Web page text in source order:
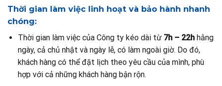
Thời gian làm việc linh hoạt và bảo hành nhanh
chóng:
Thời gian làm việc của Công ty kéo dài từ 7h – 22hhằng
ngày, cả chủ nhật và ngày lễ, có làm ngoài giờ. Do đó,
khách hàng có thể đặt lịch theo yêu cầu của mình, phù
hợp với cả những khách hàng bận rộn.